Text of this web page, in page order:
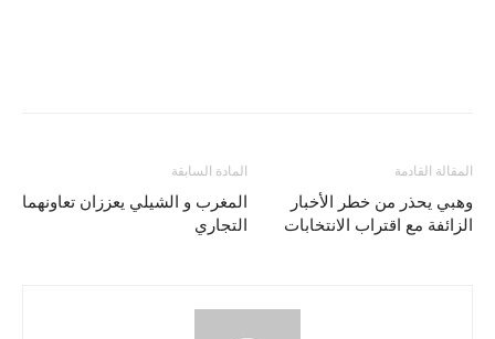
المادة السابقة
المغرب و الشيلي يعززان تعاونهما
التجاري
المقالة القادمة
وهبي يحذر من خطر الأخبار
الزائفة مع اقتراب الانتخابات